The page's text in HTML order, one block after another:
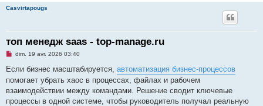
Casvirtapougs
топ менедж saas - top-manage.ru
M
s
a
g
e
n
dim. 19 avr. 2026 03:40
Если бизнес масштабируется, автоматизация бизнес-процессов
помогает убрать хаос в процессах, файлах и рабочем
взаимодействии между командами. Решение сводит ключевые
процессы в одной системе, чтобы руководитель получал реальную